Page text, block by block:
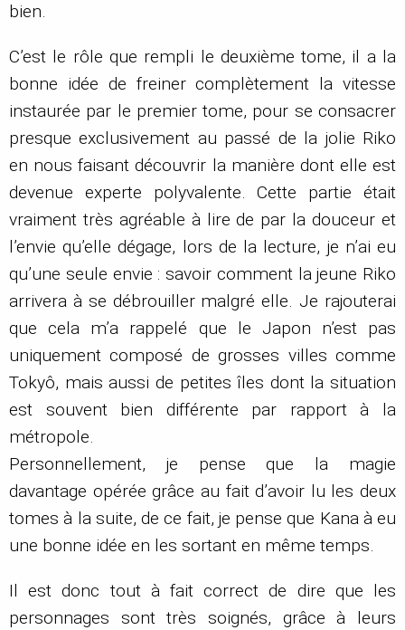
bien.
C’est le rôle que rempli le deuxième tome, il a la
bonne idée de freiner complètement la vitesse
instaurée par le premier tome, pour se consacrer
presque exclusivement au passé de la jolie Riko
en nous faisant découvrir la manière dont elle est
devenue experte polyvalente. Cette partie était
vraiment très agréable à lire de par la douceur et
l’envie qu’elle dégage, lors de la lecture, je n’ai eu
qu’une seule envie : savoir comment la jeune Riko
arrivera à se débrouiller malgré elle. Je rajouterai
que cela m’a rappelé que le Japon n’est pas
uniquement composé de grosses villes comme
Tokyô, mais aussi de petites îles dont la situation
est souvent bien différente par rapport à la
métropole.
Personnellement, je pense que la magie
davantage opérée grâce au fait d’avoir lu les deux
tomes à la suite, de ce fait, je pense que Kana à eu
une bonne idée en les sortant en même temps.
Il est donc tout à fait correct de dire que les
personnages sont très soignés, grâce à leurs